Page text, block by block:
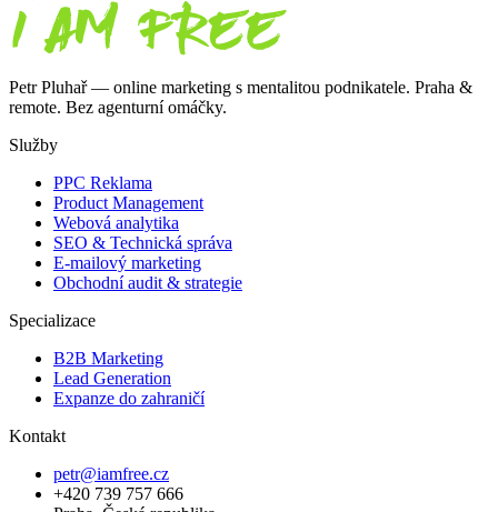
Petr Pluhař — online marketing s mentalitou podnikatele. Praha &
remote. Bez agenturní omáčky.
Služby
PPC Reklama
Product Management
Webová analytika
SEO & Technická správa
E-mailový marketing
Obchodní audit & strategie
Specializace
B2B Marketing
Lead Generation
Expanze do zahraničí
Kontakt
petr@iamfree.cz
+420 739 757 666